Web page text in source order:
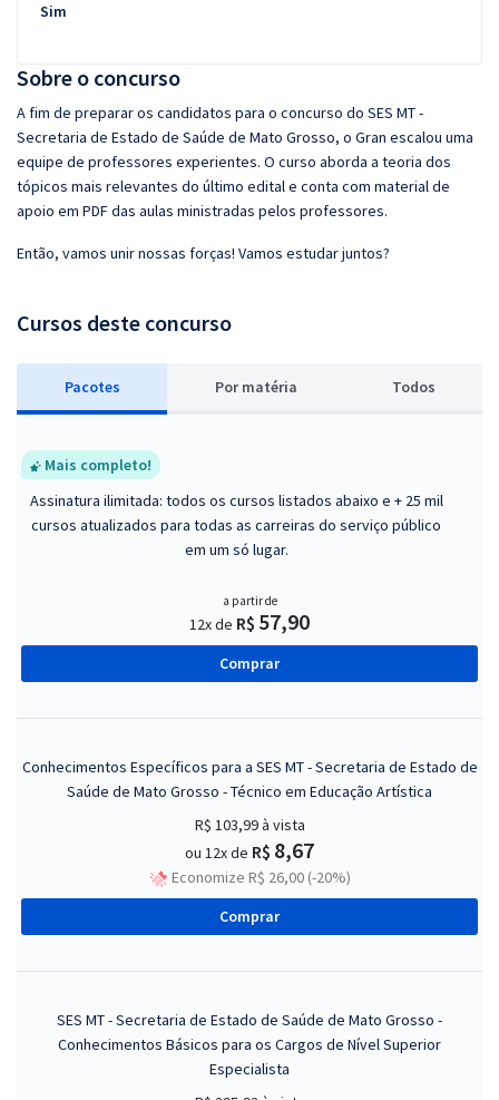
Sobre o concurso
A fim de preparar os candidatos para o concurso do SES MT -
Secretaria de Estado de Saúde de Mato Grosso, o Gran escalou uma
equipe de professores experientes. O curso aborda a teoria dos
tópicos mais relevantes do último edital e conta com material de
apoio em PDF das aulas ministradas pelos professores.
Então, vamos unir nossas forças! Vamos estudar juntos?
Cursos deste concurso
Pacotes Por matéria Todos
Mais completo!
Assinatura ilimitada: todos os cursos listados abaixo e + 25 mil
cursos atualizados para todas as carreiras do serviço público
em um só lugar.
a partir de
12x de R$ 57,90
Comprar
Conhecimentos Específicos para a SES MT - Secretaria de Estado de
Saúde de Mato Grosso - Técnico em Educação Artística
R$ 103,99à vista
ou 12x de R$ 8,67
Economize R$ 26,00 (-20%)
Comprar
SES MT - Secretaria de Estado de Saúde de Mato Grosso -
Conhecimentos Básicos para os Cargos de Nível Superior
Especialista
Sim